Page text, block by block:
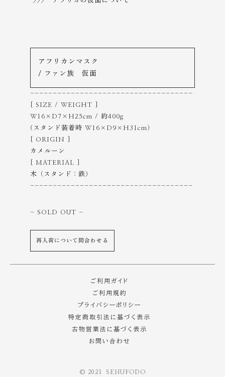
アフリカンマスク
/ ファン族 仮面
------------------------------------
[ SIZE / WEIGHT ]
W16×D7×H25cm / 約400g
(スタンド装着時 W16×D9×H31cm）
[ ORIGIN ]
カメルーン
[ MATERIAL ]
木（スタンド：鉄）
------------------------------------
- SOLD OUT -
再入荷について問合わせる
ご利用ガイド
ご利用規約
プライバシーポリシー
特定商取引法に基づく表示
古物営業法に基づく表示
お問い合わせ
©️ 2021 SENUFODO